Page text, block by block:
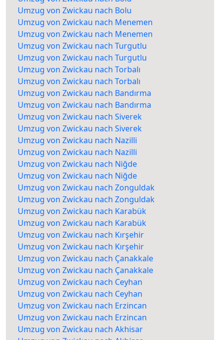
Umzug von Zwickau nach Bolu
Umzug von Zwickau nach Menemen
Umzug von Zwickau nach Menemen
Umzug von Zwickau nach Turgutlu
Umzug von Zwickau nach Turgutlu
Umzug von Zwickau nach Torbalı
Umzug von Zwickau nach Torbalı
Umzug von Zwickau nach Bandırma
Umzug von Zwickau nach Bandırma
Umzug von Zwickau nach Siverek
Umzug von Zwickau nach Siverek
Umzug von Zwickau nach Nazilli
Umzug von Zwickau nach Nazilli
Umzug von Zwickau nach Niğde
Umzug von Zwickau nach Niğde
Umzug von Zwickau nach Zonguldak
Umzug von Zwickau nach Zonguldak
Umzug von Zwickau nach Karabük
Umzug von Zwickau nach Karabük
Umzug von Zwickau nach Kırşehir
Umzug von Zwickau nach Kırşehir
Umzug von Zwickau nach Çanakkale
Umzug von Zwickau nach Çanakkale
Umzug von Zwickau nach Ceyhan
Umzug von Zwickau nach Ceyhan
Umzug von Zwickau nach Erzincan
Umzug von Zwickau nach Erzincan
Umzug von Zwickau nach Akhisar